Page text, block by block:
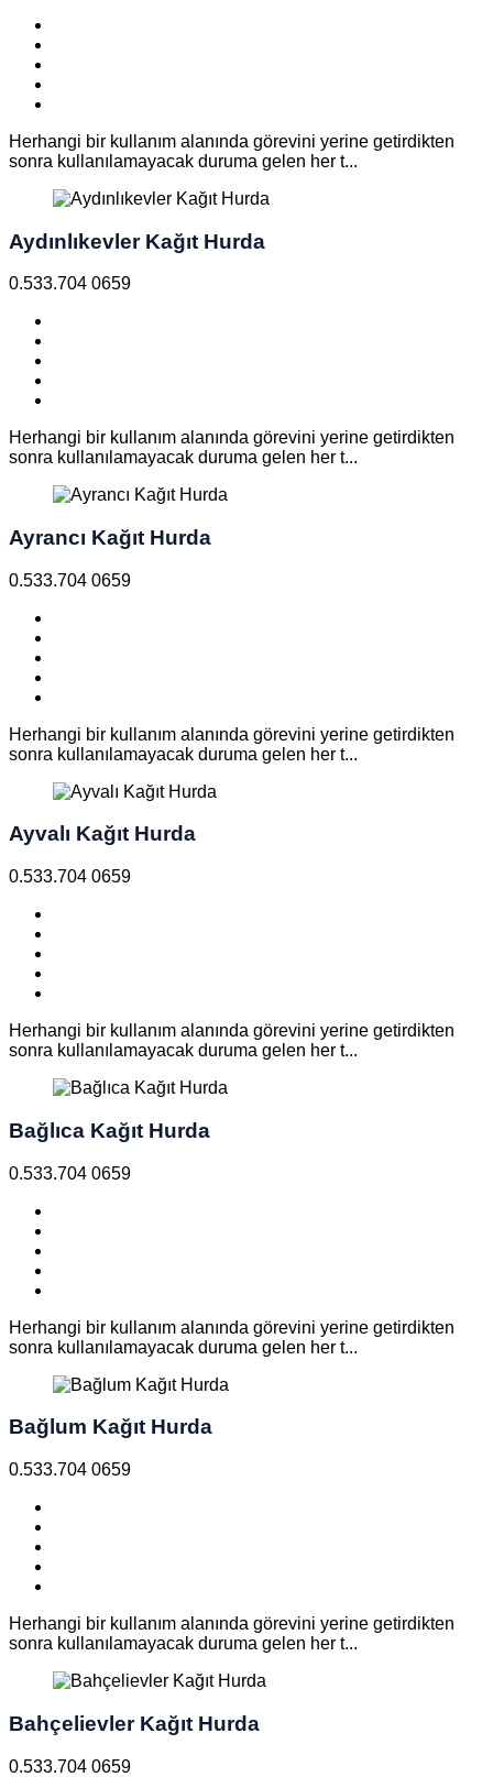
Herhangi bir kullanım alanında görevini yerine getirdikten
sonra kullanılamayacak duruma gelen her t...
Aydınlıkevler Kağıt Hurda
0.533.704 0659
Herhangi bir kullanım alanında görevini yerine getirdikten
sonra kullanılamayacak duruma gelen her t...
Ayrancı Kağıt Hurda
0.533.704 0659
Herhangi bir kullanım alanında görevini yerine getirdikten
sonra kullanılamayacak duruma gelen her t...
Ayvalı Kağıt Hurda
0.533.704 0659
Herhangi bir kullanım alanında görevini yerine getirdikten
sonra kullanılamayacak duruma gelen her t...
Bağlıca Kağıt Hurda
0.533.704 0659
Herhangi bir kullanım alanında görevini yerine getirdikten
sonra kullanılamayacak duruma gelen her t...
Bağlum Kağıt Hurda
0.533.704 0659
Herhangi bir kullanım alanında görevini yerine getirdikten
sonra kullanılamayacak duruma gelen her t...
Bahçelievler Kağıt Hurda
0.533.704 0659